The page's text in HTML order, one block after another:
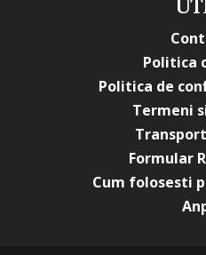
Politica
Politica de
Termeni
Formular
Cum folosesti